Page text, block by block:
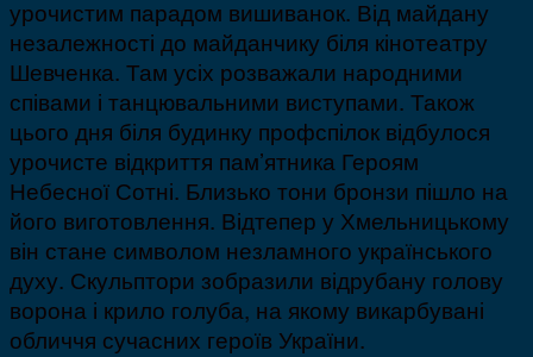
урочистим парадом вишиванок. Від майдану
незалежності до майданчику біля кінотеатру
Шевченка. Там усіх розважали народними
співами і танцювальними виступами. Також
цього дня біля будинку профспілок відбулося
урочисте відкриття пам’ятника Героям
Небесної Сотні. Близько тони бронзи пішло на
його виготовлення. Відтепер у Хмельницькому
він стане символом незламного українського
духу. Скульптори зобразили відрубану голову
ворона і крило голуба, на якому викарбувані
обличчя сучасних героїв України.